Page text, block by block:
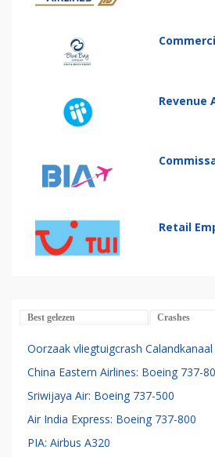
Revenue
Retail
Best gelezen Crashes
Oorzaak vliegtuigcrash
China Eastern Airlines: Boeing 737-
Sriwijaya Air: Boeing 737-500
Air India Express: Boeing 737-800
PIA: Airbus A320